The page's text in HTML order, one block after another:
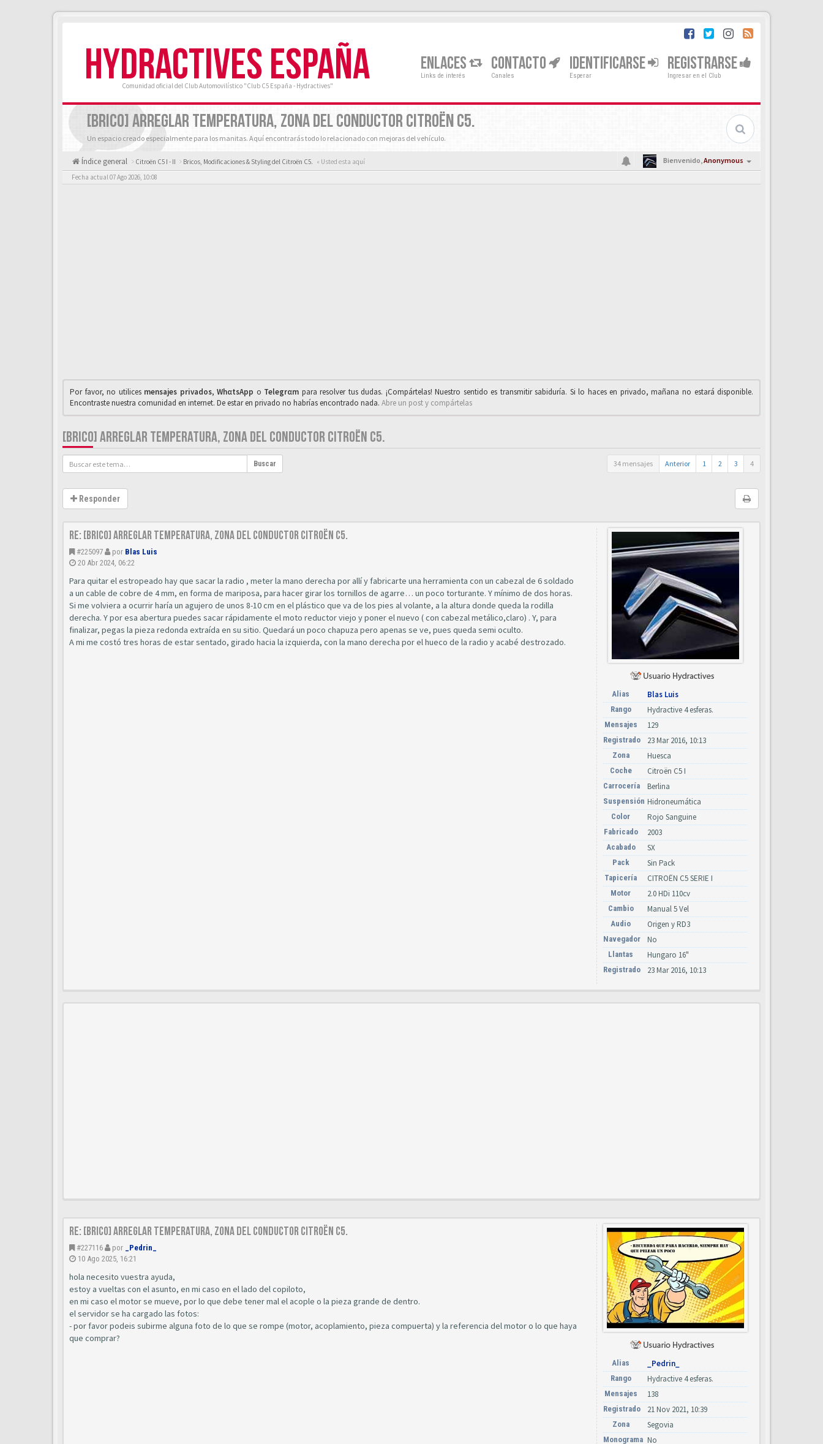
HYDRACTIVES ESPAÑA
Comunidad oficial del Club Automovilístico "Club C5 España - Hydractives"
ENLACES
Links de interés
CONTACTO
Canales
IDENTIFICARSE
Esperar
REGISTRARSE
Ingresar en el Club
[BRICO] ARREGLAR TEMPERATURA, ZONA DEL CONDUCTOR CITROËN C5.
Un espacio creado especialmente para los manitas. Aquí encontrarás todo lo relacionado con mejoras del vehículo.
Índice general Citroën C5 I - II Bricos, Modificaciones & Styling del Citroën C5. « Usted esta aquí Bienvenido,Anonymous
Fecha actual 07 Ago 2026, 10:08
Por favor, no utilices mensajes privados,WhαtsApp o Telegrαm para resolver tus dudas. ¡Compártelas! Nuestro sentido es transmitir sabiduría. Si lo haces en privado, mañana no estará disponible.
Encontraste nuestra comunidad en internet. De estar en privado no habrías encontrado nada. Abre un post y compártelas
[BRICO] ARREGLAR TEMPERATURA, ZONA DEL CONDUCTOR CITROËN C5.
Buscar 34 mensajes Anterior 1 2 3 4
Responder
Re: [Brico] Arreglar temperatura, zona del conductor Citroën C5.
#225097 por Blas Luis
20 Abr 2024, 06:22
Para quitar el estropeado hay que sacar la radio , meter la mano derecha por allí y fabricarte una herramienta con un cabezal de 6 soldado
a un cable de cobre de 4 mm, en forma de mariposa, para hacer girar los tornillos de agarre… un poco torturante. Y mínimo de dos horas.
Si me volviera a ocurrir haría un agujero de unos 8-10 cm en el plástico que va de los pies al volante, a la altura donde queda la rodilla
derecha. Y por esa abertura puedes sacar rápidamente el moto reductor viejo y poner el nuevo ( con cabezal metálico,claro) . Y, para
finalizar, pegas la pieza redonda extraída en su sitio. Quedará un poco chapuza pero apenas se ve, pues queda semi oculto.
A mi me costó tres horas de estar sentado, girado hacia la izquierda, con la mano derecha por el hueco de la radio y acabé destrozado.
Alias Blas Luis
Rango Hydractive 4 esferas.
Mensajes 129
Registrado 23 Mar 2016, 10:13
Zona Huesca
Coche Citroën C5 I
Carrocería Berlina
Suspensión Hidroneumática
Color Rojo Sanguine
Fabricado 2003
Acabado SX
Pack Sin Pack
Tapicería CITROËN C5 SERIE I
Motor 2.0 HDi 110cv
Cambio Manual 5 Vel
Audio Origen y RD3
Navegador No
Llantas Hungaro 16"
Registrado 23 Mar 2016, 10:13
Re: [Brico] Arreglar temperatura, zona del conductor Citroën C5.
#227116 por _Pedrin_
10 Ago 2025, 16:21
hola necesito vuestra ayuda,
estoy a vueltas con el asunto, en mi caso en el lado del copiloto,
en mi caso el motor se mueve, por lo que debe tener mal el acople o la pieza grande de dentro.
el servidor se ha cargado las fotos:
- por favor podeis subirme alguna foto de lo que se rompe (motor, acoplamiento, pieza compuerta) y la referencia del motor o lo que haya
que comprar?
Alias _Pedrin_
Rango Hydractive 4 esferas.
Mensajes 138
Registrado 21 Nov 2021, 10:39
Zona Segovia
Monograma No